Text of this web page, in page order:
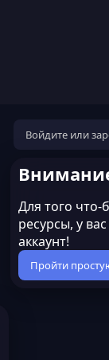
Войдите или
Для того
ресурсы, у
аккаунт!
Пройти